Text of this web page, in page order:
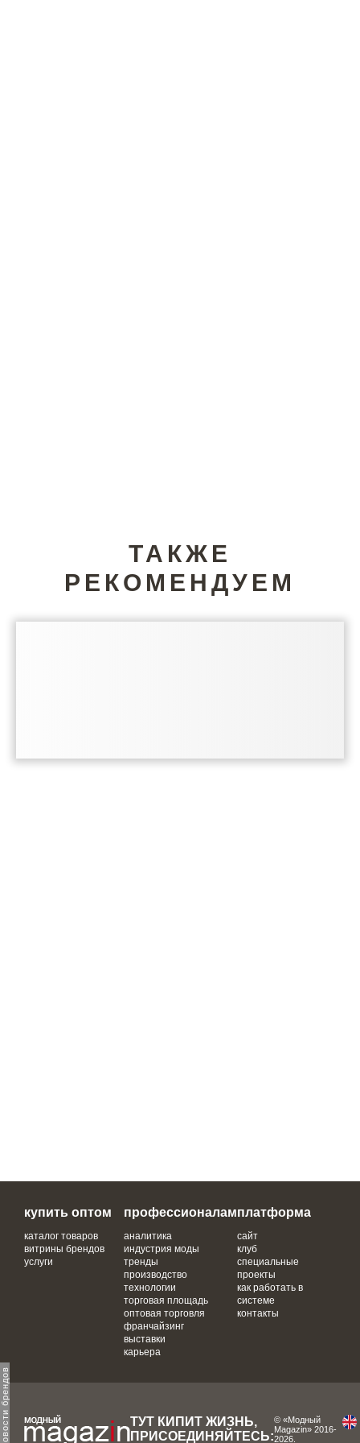
ТАКЖЕ
РЕКОМЕНДУЕМ
купить оптом
каталог товаров
витрины брендов
услуги
профессионалам
аналитика
индустрия моды
тренды
производство
технологии
торговая площадь
оптовая торговля
франчайзинг
выставки
карьера
платформа
сайт
клуб
специальные
проекты
как работать в
системе
контакты
ТУТ КИПИТ ЖИЗНЬ,
ПРИСОЕДИНЯЙТЕСЬ:
© «Модный
Magazin» 2016-
2026.